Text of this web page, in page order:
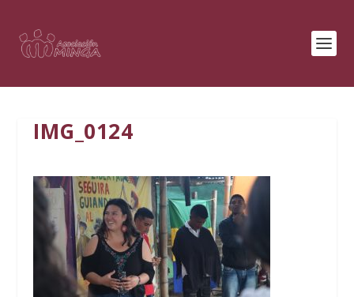
IMG_0124